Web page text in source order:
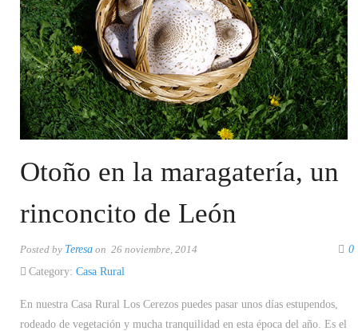
Otoño en la maragatería, un
rinconcito de León
Posted by Teresa on 26 noviembre, 2014
0
Category: Casa Rural
En nuestra Casa Rural Los Cerezos puedes pasar unos días estupendos,
rodeado de vegetación y mucha tranquilidad en esta época del año. Es el